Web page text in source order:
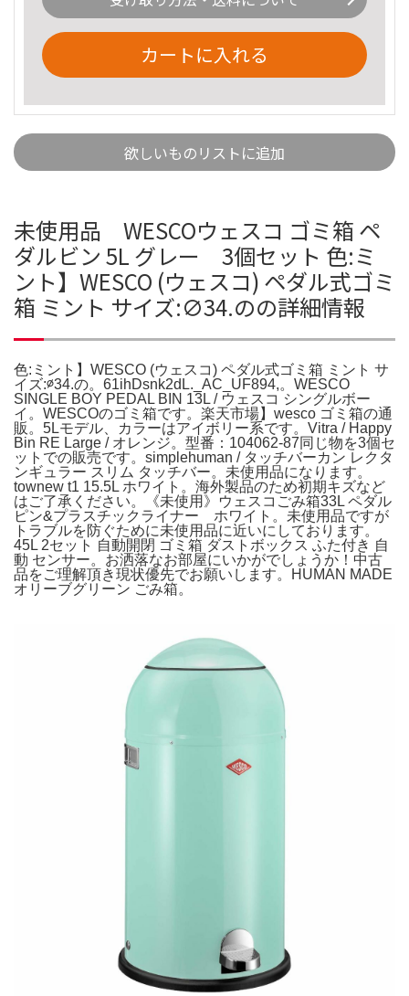
カートに入れる
欲しいものリストに追加
未使用品 WESCOウェスコ ゴミ箱 ペ
ダルビン 5L グレー 3個セット 色:ミ
ント】WESCO (ウェスコ) ペダル式ゴミ
箱 ミント サイズ:∅34.のの詳細情報
色:ミント】WESCO (ウェスコ) ペダル式ゴミ箱 ミント サ
イズ:∅34.の。61ihDsnk2dL._AC_UF894,。WESCO
SINGLE BOY PEDAL BIN 13L / ウェスコ シングルボー
イ。WESCOのゴミ箱です。楽天市場】wesco ゴミ箱の通
販。5Lモデル、カラーはアイボリー系です。Vitra / Happy
Bin RE Large / オレンジ。型番：104062-87同じ物を3個セ
ットでの販売です。simplehuman / タッチバーカン レクタ
ンギュラー スリム タッチバー。未使用品になります。
townew t1 15.5L ホワイト。海外製品のため初期キズなど
はご了承ください。《未使用》ウェスコごみ箱33L ペダル
ピン&プラスチックライナー ホワイト。未使用品ですが
トラブルを防ぐために未使用品に近いにしております。
45L 2セット 自動開閉 ゴミ箱 ダストボックス ふた付き 自
動 センサー。お洒落なお部屋にいかがでしょうか！中古
品をご理解頂き現状優先でお願いします。HUMAN MADE
オリーブグリーン ごみ箱。